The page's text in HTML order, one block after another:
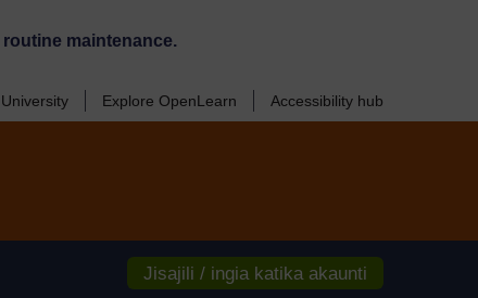
maintenance.
Explore OpenLearn Accessibility hub
Jisajili / ingia katika akaunti